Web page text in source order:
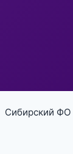
Сибирский ФО